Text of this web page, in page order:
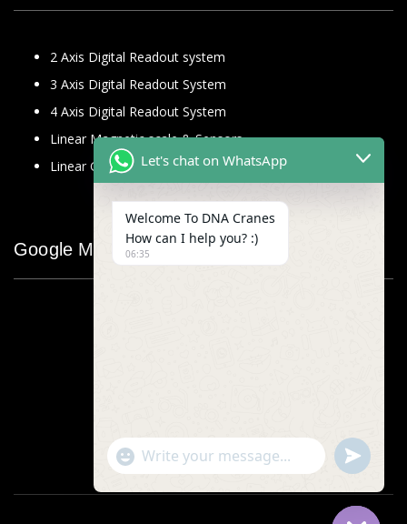
2 Axis Digital Readout system
3 Axis Digital Readout System
4 Axis Digital Readout System
Linear Magnetic scale & Sensors
Linear Glass Scale
Google Map
Let's chat on WhatsApp
Welcome To DNA Cranes
How can I help you? :)
06:35
"+chaty_settings.lang.emoji_picker+"
WhatsApp
undefined